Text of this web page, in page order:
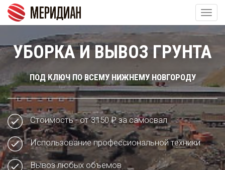
ЗАКАЗАТЬ ОБРАТНЫЙ ЗВОНОК
УБОРКА И ВЫВОЗ ГРУНТА
ПОД КЛЮЧ ПО ВСЕМУ НИЖНЕМУ НОВГОРОДУ
Стоимость - от 3150 ₽ за самосвал
Использование профессиональной техники
Вывоз любых объемов